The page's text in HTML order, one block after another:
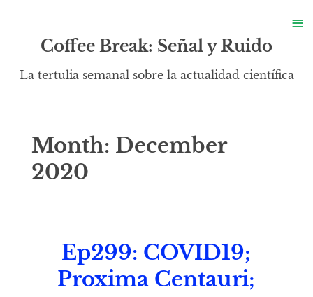
Coffee Break: Señal y Ruido
La tertulia semanal sobre la actualidad científica
Month: December
2020
Ep299: COVID19;
Proxima Centauri;
≡